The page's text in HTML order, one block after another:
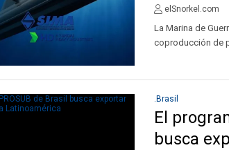
elSnorkel.com
La Marina de
coproducción de
.Brasil
El
busca